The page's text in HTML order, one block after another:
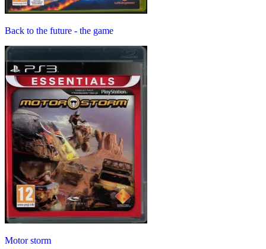
Back to the future - the game
Motor storm